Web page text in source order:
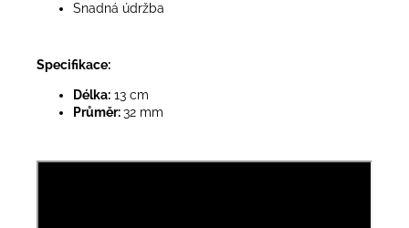
Snadná údržba
Specifikace:
Délka: 13 cm
Průměr:32 mm